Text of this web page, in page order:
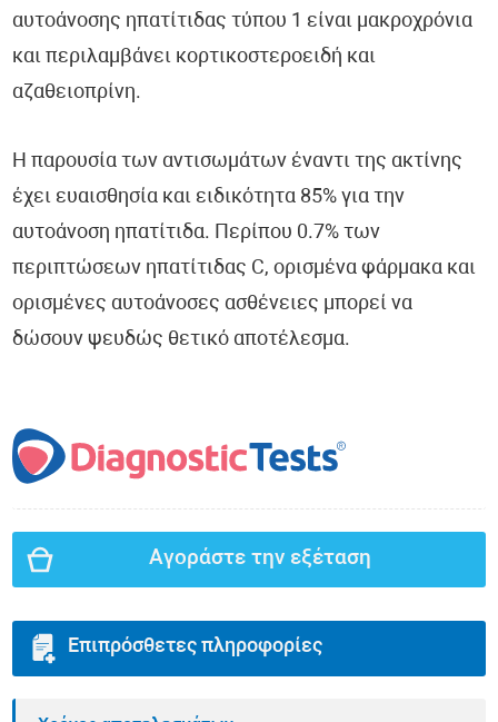
αυτοάνοσης ηπατίτιδας τύπου 1 είναι μακροχρόνια
και περιλαμβάνει κορτικοστεροειδή και
αζαθειοπρίνη.
Η παρουσία των αντισωμάτων έναντι της ακτίνης
έχει ευαισθησία και ειδικότητα 85% για την
αυτοάνοση ηπατίτιδα. Περίπου 0.7% των
περιπτώσεων ηπατίτιδας C, ορισμένα φάρμακα και
ορισμένες αυτοάνοσες ασθένειες μπορεί να
δώσουν ψευδώς θετικό αποτέλεσμα.
Αγοράστε την εξέταση
Επιπρόσθετες πληροφορίες